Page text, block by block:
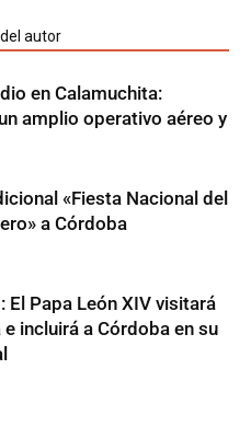
autor
en Calamuchita:
amplio operativo aéreo y
«Fiesta Nacional del
a Córdoba
El Papa León XIV visitará
incluirá a Córdoba en su